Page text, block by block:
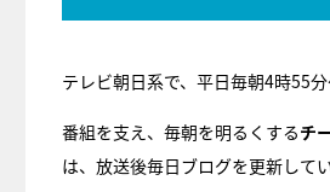
テレビ朝日系で、平日毎朝4時55
番組を支え、毎朝を明るくするチ
は、放送後毎日ブログを更新してい